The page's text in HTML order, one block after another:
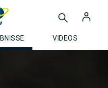
VIDEOS